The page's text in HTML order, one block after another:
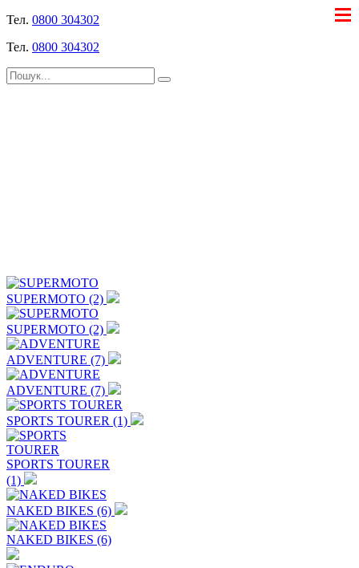
Тел. 0800 304302
Тел. 0800 304302
SUPERMOTO (2)
SUPERMOTO (2)
ADVENTURE (7)
ADVENTURE (7)
SPORTS TOURER (1)
SPORTS TOURER
(1)
NAKED BIKES (6)
NAKED BIKES (6)